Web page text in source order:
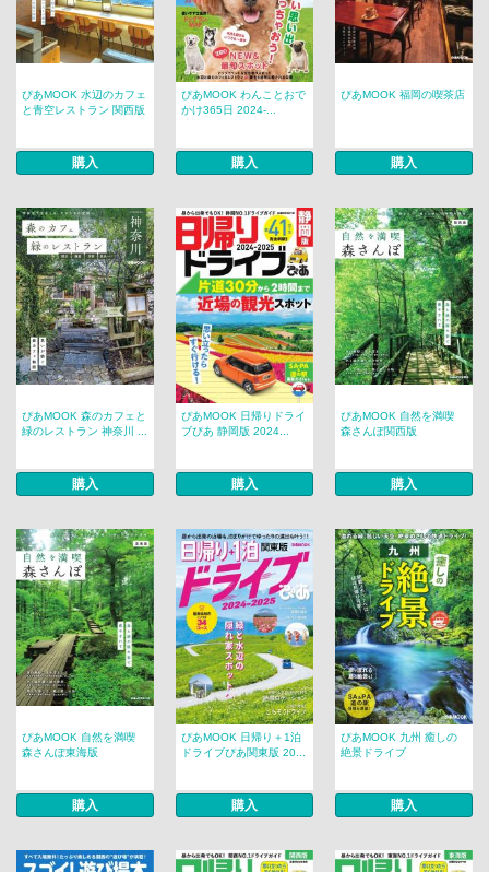
ぴあMOOK 水辺のカフェ
と青空レストラン 関西版
購入
ぴあMOOK わんことおで
かけ365日 2024-...
購入
ぴあMOOK 福岡の喫茶店
購入
ぴあMOOK 森のカフェと
緑のレストラン 神奈川 ...
購入
ぴあMOOK 日帰りドライ
ブぴあ 静岡版 2024...
購入
ぴあMOOK 自然を満喫
森さんぽ関西版
購入
ぴあMOOK 自然を満喫
森さんぽ東海版
購入
ぴあMOOK 日帰り＋1泊
ドライブぴあ関東版 20...
購入
ぴあMOOK 九州 癒しの
絶景ドライブ
購入